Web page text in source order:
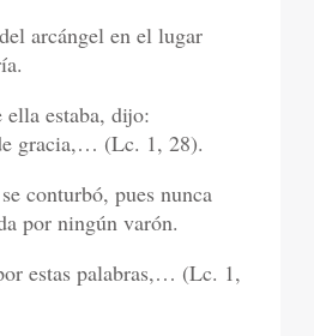
arcángel en el lugar
estaba, dijo:
gracia,… (Lc. 1, 28).
conturbó, pues nunca
por ningún varón.
estas palabras,… (Lc. 1,